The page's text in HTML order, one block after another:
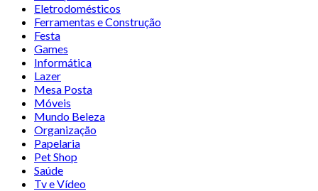
Eletrodomésticos
Ferramentas e Construção
Festa
Games
Informática
Lazer
Mesa Posta
Móveis
Mundo Beleza
Organização
Papelaria
Pet Shop
Saúde
Tv e Vídeo